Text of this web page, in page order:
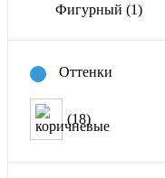
Фигурный (1)
Оттенки
(18)